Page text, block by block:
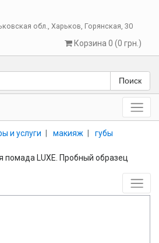
обл., Харьков, Горянская, 30
Корзина 0 (0 грн.)
Поиск
и услуги макияж
губы
LUXE. Пробный образец